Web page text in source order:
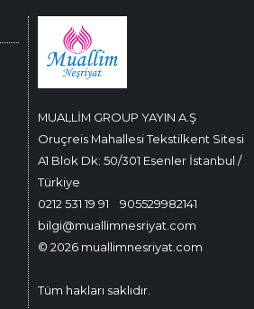
MUALLİM GROUP YAYIN A.Ş
Oruçreis Mahallesi Tekstilkent Sitesi
A1 Blok Dk: 50/301 Esenler İstanbul /
Türkiye
0212 531 19 91
905529982141
bilgi@muallimnesriyat.com
© 2026 muallimnesriyat.com
Tüm hakları saklıdır.